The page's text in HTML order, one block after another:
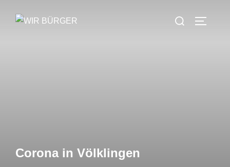
Inhalt
Suchen
Corona in Völklingen